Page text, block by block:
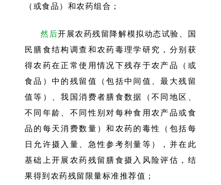
（或食品）和农药组合；
然后开展农药残留降解模拟动态试验、国
民膳食结构调查和农药毒理学研究，分别获
得农药在正常使用情况下残存于农产品（或
食品）中的残留值（包括中间值、最大残留
值等）、我国消费者膳食数据（不同地区、
不同年龄、不同性别对每种食用农产品或食
品的每天消费数量）和农药的毒性（包括每
日允许摄入量、急性参考剂量等），并在此
基础上开展农药残留膳食摄入风险评估，结
果得到农药残留限量标准推荐值；